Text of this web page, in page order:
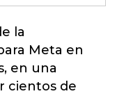
la
Meta en
en una
cientos de